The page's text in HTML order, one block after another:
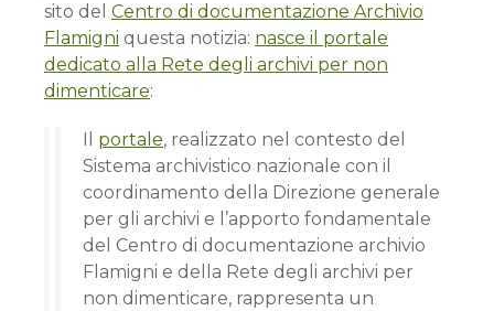
sito del Centro di documentazione Archivio
Flamigni questa notizia: nasce il portale
dedicato alla Rete degli archivi per non
dimenticare:
portale, realizzato nel contesto del
Sistema archivistico nazionale con il
coordinamento della Direzione generale
per gli archivi e l’apporto fondamentale
del Centro di documentazione archivio
Flamigni e della Rete degli archivi per
non dimenticare, rappresenta un